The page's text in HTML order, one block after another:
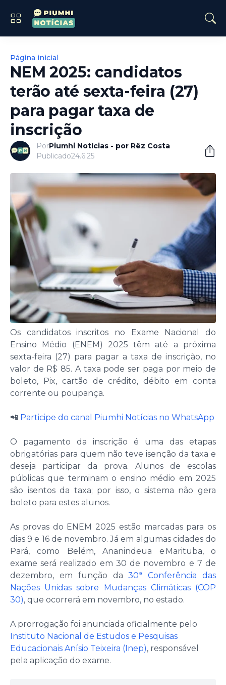
Página inicial
NEM 2025: candidatos
terão até sexta-feira (27)
para pagar taxa de
inscrição
PorPiumhi Notícias - por Rêz Costa
Publicado24.6.25
Os candidatos inscritos no Exame Nacional do
Ensino Médio (ENEM) 2025 têm até a próxima
sexta-feira (27) para pagar a taxa de inscrição, no
valor de R$ 85. A taxa pode ser paga por meio de
boleto, Pix, cartão de crédito, débito em conta
corrente ou poupança.
📲 Participe do canal Piumhi Notícias no WhatsApp
O pagamento da inscrição é uma das etapas
obrigatórias para quem não teve isenção da taxa e
deseja participar da prova. Alunos de escolas
públicas que terminam o ensino médio em 2025
são isentos da taxa; por isso, o sistema não gera
boleto para estes alunos.
As provas do ENEM 2025 estão marcadas para os
dias 9 e 16 de novembro. Já em algumas cidades do
Pará, como Belém, Ananindeua e Marituba, o
exame será realizado em 30 de novembro e 7 de
dezembro, em função da30ª Conferência das
Nações Unidas sobre Mudanças Climáticas (COP
30), que ocorrerá em novembro, no estado.
A prorrogação foi anunciada oficialmente pelo
Instituto Nacional de Estudos e Pesquisas
Educacionais Anísio Teixeira (Inep), responsável
pela aplicação do exame.